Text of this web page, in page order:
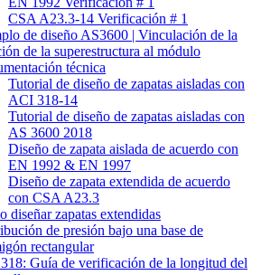
CSA A23.3-14 Verificación # 1
de diseño AS3600 | Vinculación de la
de la superestructura al módulo
técnica
Tutorial de diseño de zapatas aisladas con
ACI 318-14
Tutorial de diseño de zapatas aisladas con
AS 3600 2018
Diseño de zapata aislada de acuerdo con
EN 1992 & EN 1997
Diseño de zapata extendida de acuerdo
con CSA A23.3
diseñar zapatas extendidas
de presión bajo una base de
rectangular
Guía de verificación de la longitud del